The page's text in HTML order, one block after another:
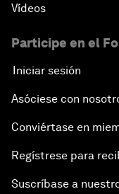
Vídeos
Participe en el
Iniciar sesión
Asóciese con
Conviértase en
Regístrese para
Suscríbase a